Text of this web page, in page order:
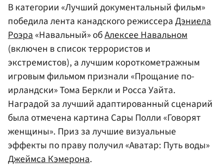
В категории «Лучший документальный фильм»
победила лента канадского режиссераДэниела
Роэра«Навальный» обАлексее Навальном
(включен в список террористов и
экстремистов), а лучшим короткометражным
игровым фильмом признали «Прощание по-
ирландски» Тома Беркли и Росса Уайта.
Наградой за лучший адаптированный сценарий
была отмечена картина Сары Полли «Говорят
женщины». Приз за лучшие визуальные
эффекты по праву получил «Аватар: Путь воды»
Джеймса Кэмерона.